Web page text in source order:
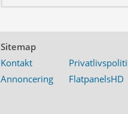
Sitemap
Kontakt
Annoncering
FlatpanelsHD